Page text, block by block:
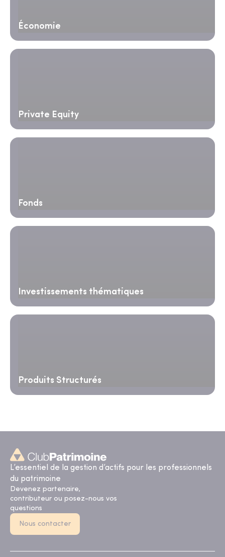
Économie
Private Equity
Fonds
Investissements thématiques
Produits Structurés
L’essentiel de la gestion d’actifs pour les professionnels
du patrimoine
Devenez partenaire,
contributeur ou posez-nous vos
questions
Nous contacter